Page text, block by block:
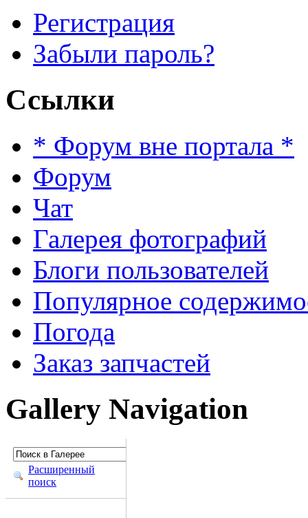
Регистрация
Забыли пароль?
Ссылки
* Форум вне портала *
Форум
Чат
Галерея фотографий
Блоги пользователей
Популярное
Погода
Заказ запчастей
Gallery Navigation
Расширенный
поиск